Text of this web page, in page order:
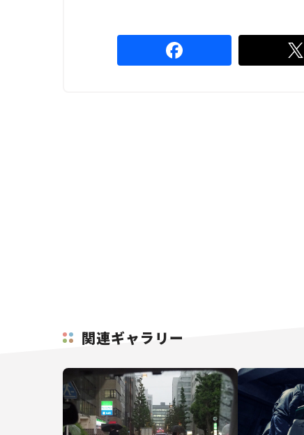
関連ギャラリー